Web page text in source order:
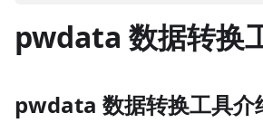
pwdata 数据转换
pwdata 数据转换工具介